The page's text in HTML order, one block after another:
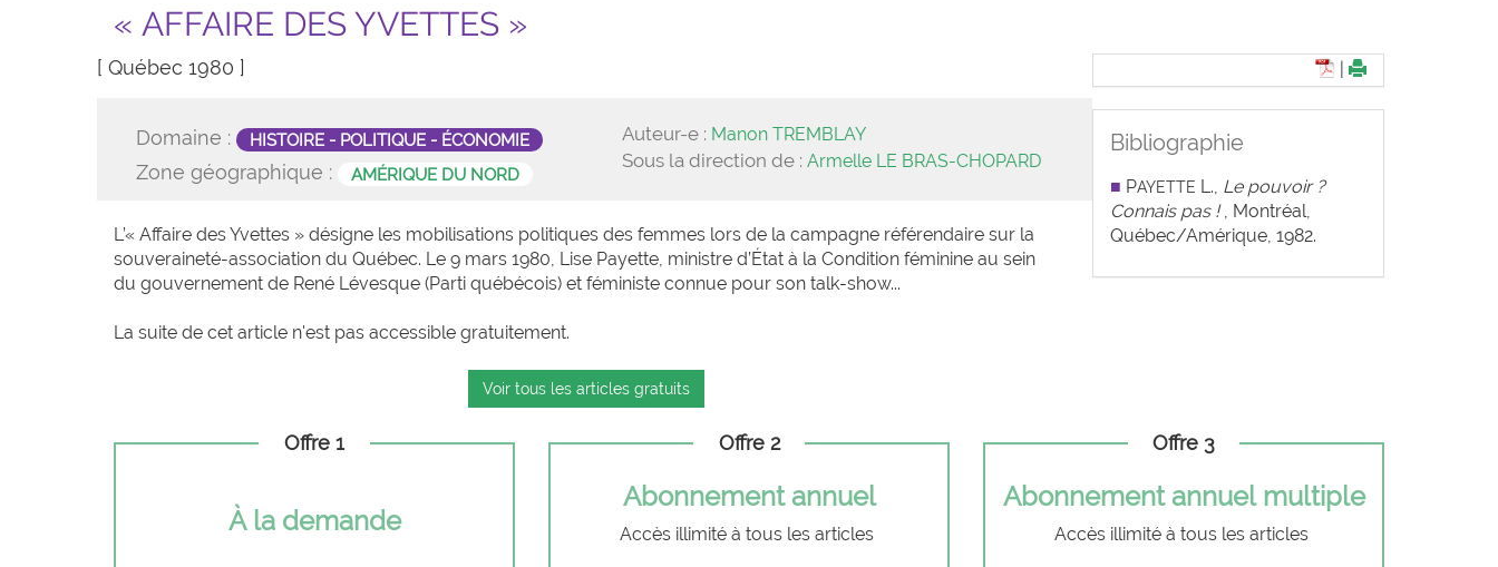
« AFFAIRE DES YVETTES »
[ Québec 1980 ]
Domaine : HISTOIRE - POLITIQUE - ÉCONOMIE
Zone géographique : AMÉRIQUE DU NORD
Auteur-e : Manon TREMBLAY
Sous la direction de :Armelle LE BRAS-CHOPARD
L’« Affaire des Yvettes » désigne les mobilisations politiques des femmes lors de la campagne référendaire sur la
souveraineté-association du Québec. Le 9 mars 1980, Lise Payette, ministre d’État à la Condition féminine au sein
du gouvernement de René Lévesque (Parti québécois) et féministe connue pour son talk-show...
La suite de cet article n'est pas accessible gratuitement.
Voir tous les articles gratuits
Bibliographie
■ PAYETTE L., Le pouvoir ?
Connais pas !, Montréal,
Québec/Amérique, 1982.
Offre 1
À la demande
Offre 2
Abonnement annuel
Accès illimité à tous les articles
Offre 3
Abonnement annuel multiple
Accès illimité à tous les articles